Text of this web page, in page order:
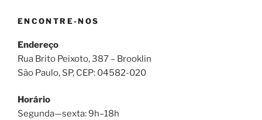
ENCONTRE-NOS
Endereço
Rua Brito Peixoto, 387 – Brooklin
São Paulo, SP, CEP: 04582-020
Horário
Segunda—sexta: 9h–18h